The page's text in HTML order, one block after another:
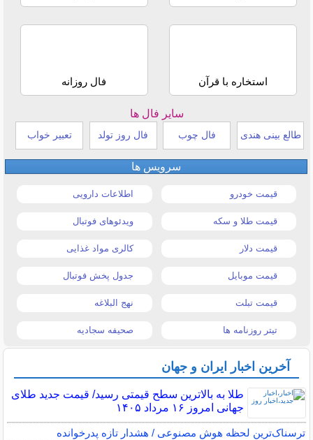
استخاره با قرآن فال روزانه
سایر فال ها
طالع بینی هندی فال چوب فال روز تولد تعبیر خواب
سرویس ها
قیمت خودرو اطلاعات دارویی
قیمت طلا و سکه ویدئوهای فوتبال
قیمت دلار کالری مواد غذایی
قیمت موبایل جدول پخش فوتبال
قیمت تبلت نهج البلاغه
تیتر روزنامه ها صحیفه سجادیه
آخرین اخبار ایران و جهان
طلا به بالاترین سطح قیمتی رسید/ قیمت جدید طلای
جهانی امروز ۱۶ مرداد ۱۴۰۵
ترسناک‌ترین لحظه هوش مصنوعی / هشدار تازه پدرخوانده